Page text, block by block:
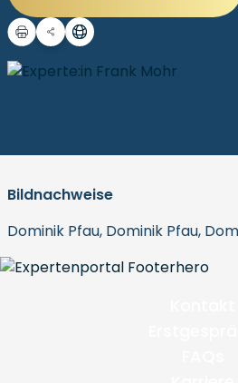
Bildnachweise
Dominik Pfau, Dominik Pfau,